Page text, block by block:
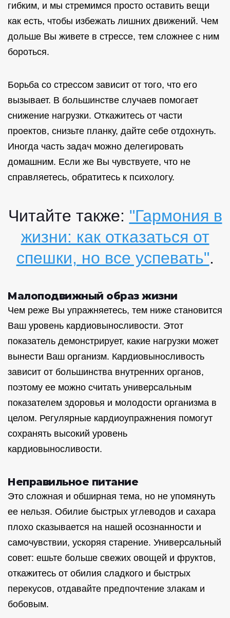
гибким, и мы стремимся просто оставить вещи
как есть, чтобы избежать лишних движений. Чем
дольше Вы живете в стрессе, тем сложнее с ним
бороться.
Борьба со стрессом зависит от того, что его
вызывает. В большинстве случаев помогает
снижение нагрузки. Откажитесь от части
проектов, снизьте планку, дайте себе отдохнуть.
Иногда часть задач можно делегировать
домашним. Если же Вы чувствуете, что не
справляетесь, обратитесь к психологу.
Читайте также: "Гармония в
жизни: как отказаться от
спешки, но все успевать".
Малоподвижный образ жизни
Чем реже Вы упражняетесь, тем ниже становится
Ваш уровень кардиовыносливости. Этот
показатель демонстрирует, какие нагрузки может
вынести Ваш организм. Кардиовыносливость
зависит от большинства внутренних органов,
поэтому ее можно считать универсальным
показателем здоровья и молодости организма в
целом. Регулярные кардиоупражнения помогут
сохранять высокий уровень
кардиовыносливости.
Неправильное питание
Это сложная и обширная тема, но не упомянуть
ее нельзя. Обилие быстрых углеводов и сахара
плохо сказывается на нашей осознанности и
самочувствии, ускоряя старение. Универсальный
совет: ешьте больше свежих овощей и фруктов,
откажитесь от обилия сладкого и быстрых
перекусов, отдавайте предпочтение злакам и
бобовым.